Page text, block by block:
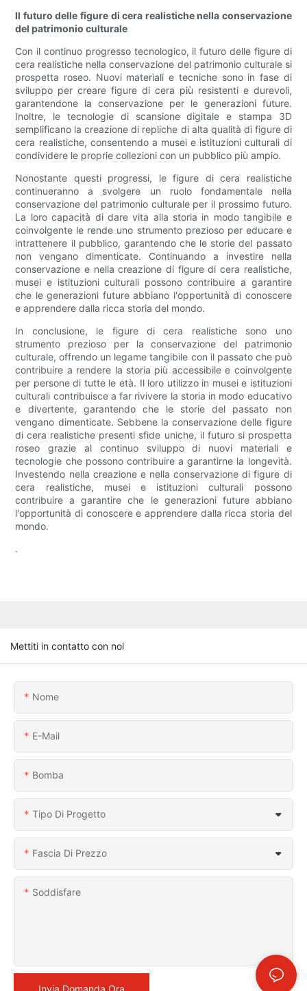
Il futuro delle figure di cera realistiche nella conservazione
del patrimonio culturale
Con il continuo progresso tecnologico, il futuro delle figure di
cera realistiche nella conservazione del patrimonio culturale si
prospetta roseo. Nuovi materiali e tecniche sono in fase di
sviluppo per creare figure di cera più resistenti e durevoli,
garantendone la conservazione per le generazioni future.
Inoltre, le tecnologie di scansione digitale e stampa 3D
semplificano la creazione di repliche di alta qualità di figure di
cera realistiche, consentendo a musei e istituzioni culturali di
condividere le proprie collezioni con un pubblico più ampio.
Nonostante questi progressi, le figure di cera realistiche
continueranno a svolgere un ruolo fondamentale nella
conservazione del patrimonio culturale per il prossimo futuro.
La loro capacità di dare vita alla storia in modo tangibile e
coinvolgente le rende uno strumento prezioso per educare e
intrattenere il pubblico, garantendo che le storie del passato
non vengano dimenticate. Continuando a investire nella
conservazione e nella creazione di figure di cera realistiche,
musei e istituzioni culturali possono contribuire a garantire
che le generazioni future abbiano l'opportunità di conoscere
e apprendere dalla ricca storia del mondo.
In conclusione, le figure di cera realistiche sono uno
strumento prezioso per la conservazione del patrimonio
culturale, offrendo un legame tangibile con il passato che può
contribuire a rendere la storia più accessibile e coinvolgente
per persone di tutte le età. Il loro utilizzo in musei e istituzioni
culturali contribuisce a far rivivere la storia in modo educativo
e divertente, garantendo che le storie del passato non
vengano dimenticate. Sebbene la conservazione delle figure
di cera realistiche presenti sfide uniche, il futuro si prospetta
roseo grazie al continuo sviluppo di nuovi materiali e
tecnologie che possono contribuire a garantirne la longevità.
Investendo nella creazione e nella conservazione di figure di
cera realistiche, musei e istituzioni culturali possono
contribuire a garantire che le generazioni future abbiano
l'opportunità di conoscere e apprendere dalla ricca storia del
mondo.
.
Mettiti in contatto con noi
Nome
E-Mail
Bomba
Tipo Di Progetto
Fascia Di Prezzo
Soddisfare
Invia Domanda Ora